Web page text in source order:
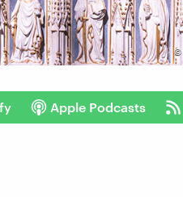
©
Apple Podcasts